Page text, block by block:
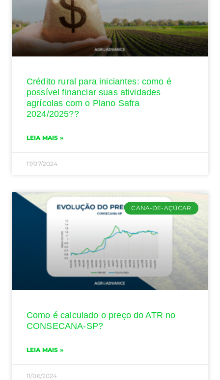
Crédito rural para iniciantes: como é
possível financiar suas atividades
agrícolas com o Plano Safra
2024/2025??
LEIA MAIS »
17/07/2024
CANA-DE-AÇÚCAR
Como é calculado o preço do ATR no
CONSECANA-SP?
LEIA MAIS »
11/06/2024